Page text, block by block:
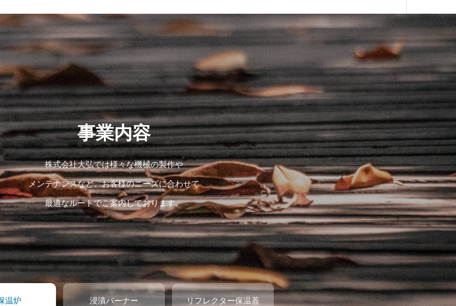
事業内容
株式会社大弘では様々な機械の製作や
メンテナンスなど、お客様のニーズに合わせて
最適なルートでご案内しております。
温炉 浸漬バーナー リフレクター保温蓋